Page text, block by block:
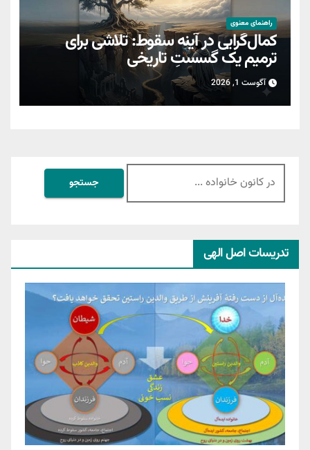
راهنمای معنوی
کمال‌گرایی در آینه سقوط: تلاشی برای
ترمیمِ یک گسستِ تاریخی
آگوست 1, 2026
جستجو
برای:
تدریسات اصل الهی